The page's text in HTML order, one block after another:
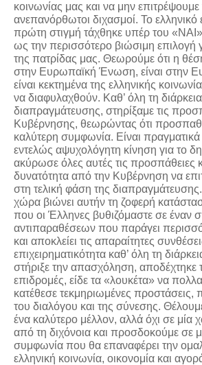
κοινωνίας μας και να μην
ανεπανόρθωτοι διχασμοί. Το
πρώτη στιγμή τάχθηκε υπέρ του
ως την περισσότερο βιώσιμη επιλογή
της πατρίδας μας. Θεωρούμε ότι η
στην Ευρωπαϊκή Ένωση, είναι στην
είναι κεκτημένα της ελληνικής
να διαφυλαχθούν. Καθ’ όλη τη
διαπραγμάτευσης, στηρίξαμε τις
Κυβέρνησης, θεωρώντας ότι
καλύτερη συμφωνία. Είναι
εντελώς αψυχολόγητη κίνηση για το
ακύρωσε όλες αυτές τις προσπάθειες
δυνατότητα από την Κυβέρνηση να
στη τελική φάση της
χώρα βιώνει αυτήν τη ζοφερή
που οι Έλληνες βυθιζόμαστε σε έναν
αντιπαραθέσεων που παράγει
και αποκλείει τις απαραίτητες
επιχειρηματικότητα καθ’ όλη τη
στήριξε την απασχόληση, αποδέχτηκε
επιδρομές, είδε τα «λουκέτα» να
κατέθεσε τεκμηριωμένες προστάσεις,
του διαλόγου και της σύνεσης.
ένα καλύτερο μέλλον, αλλά όχι σε μία
από τη διχόνοια και προσδοκούμε σε
συμφωνία που θα επαναφέρει την
ελληνική κοινωνία, οικονομία και